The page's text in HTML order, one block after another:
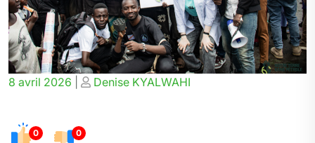
Posted
8 avril 2026
Posted
Denise KYALWAHI
0 0